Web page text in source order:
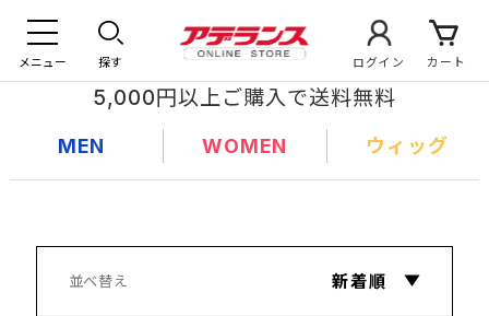
メニュー 探す ログイン カート
5,000円以上ご購入で送料無料
MEN WOMEN ウィッグ